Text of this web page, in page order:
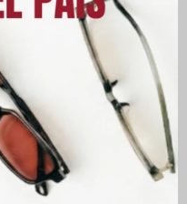
TE PUEDEN